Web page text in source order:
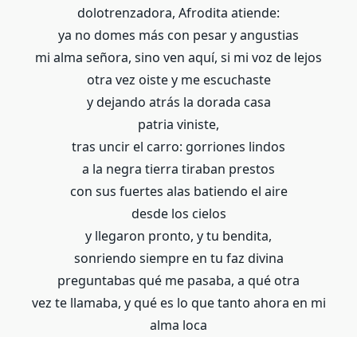
dolotrenzadora, Afrodita atiende:
ya no domes más con pesar y angustias
mi alma señora, sino ven aquí, si mi voz de lejos
otra vez oiste y me escuchaste
y dejando atrás la dorada casa
patria viniste,
tras uncir el carro: gorriones lindos
a la negra tierra tiraban prestos
con sus fuertes alas batiendo el aire
desde los cielos
y llegaron pronto, y tu bendita,
sonriendo siempre en tu faz divina
preguntabas qué me pasaba, a qué otra
vez te llamaba, y qué es lo que tanto ahora en mi
alma loca